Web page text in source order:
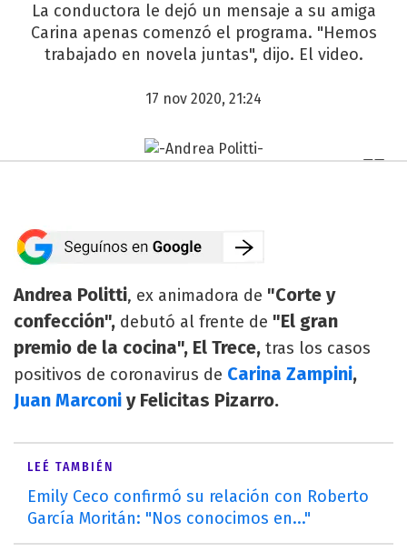
La conductora le dejó un mensaje a su amiga
Carina apenas comenzó el programa. "Hemos
trabajado en novela juntas", dijo. El video.
17 nov 2020, 21:24
Andrea Politti, ex animadora de "Corte y
confección", debutó al frente de "El gran
premio de la cocina", El Trece, tras los casos
positivos de coronavirus de Carina Zampini,
Juan Marconi y Felicitas Pizarro.
LEÉ TAMBIÉN
Emily Ceco confirmó su relación con Roberto
García Moritán: "Nos conocimos en..."